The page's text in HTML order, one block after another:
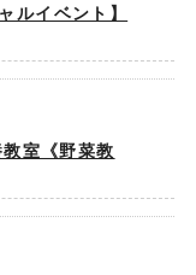
ルイベント】
教室《野菜教